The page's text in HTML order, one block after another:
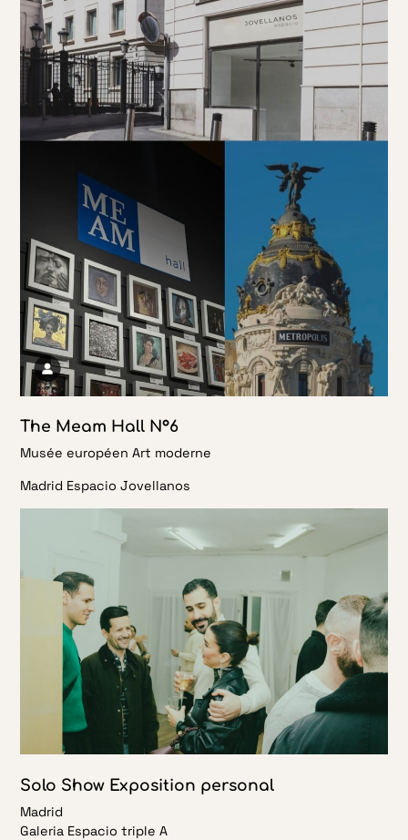
The Meam Hall N°6
Musée européen Art moderne
Madrid Espacio Jovellanos
Solo Show Exposition personal
Madrid
Galeria Espacio triple A